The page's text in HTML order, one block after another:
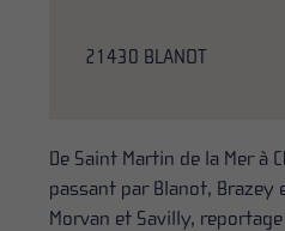
21430 BLANOT
De Saint Martin de la Mer à
passant par Blanot, Brazey
Morvan et Savilly,